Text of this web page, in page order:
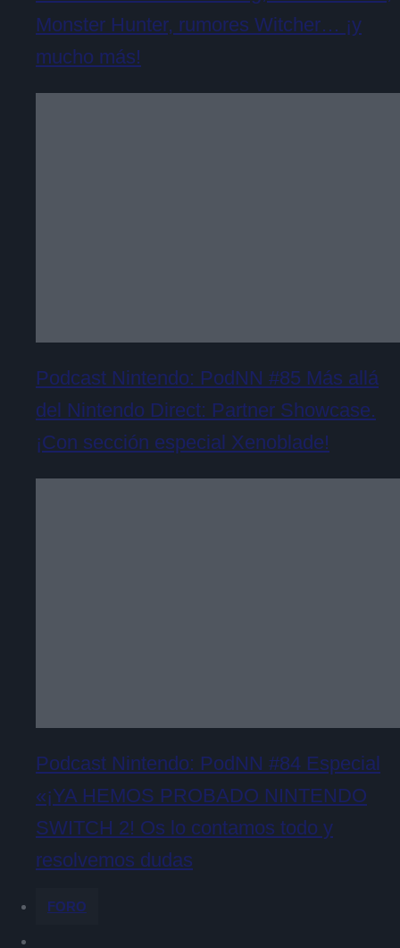
Monster Hunter, rumores Witcher… ¡y
mucho más!
Podcast Nintendo: PodNN #85 Más allá
del Nintendo Direct: Partner Showcase.
¡Con sección especial Xenoblade!
Podcast Nintendo: PodNN #84 Especial
«¡YA HEMOS PROBADO NINTENDO
SWITCH 2! Os lo contamos todo y
resolvemos dudas
FORO